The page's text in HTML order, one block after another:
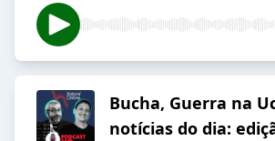
Bucha, Guerra na
notícias do dia: